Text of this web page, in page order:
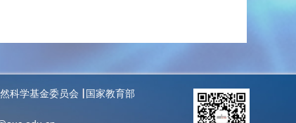
科学基金委员会
国家教育部